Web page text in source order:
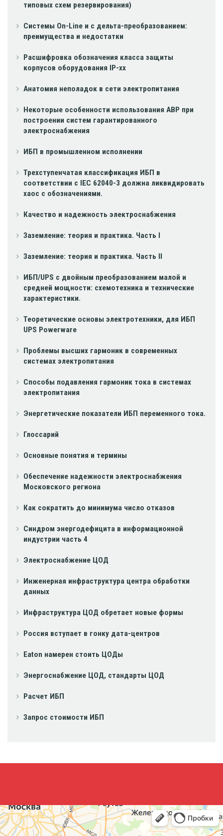
типовых схем резервирования)
Системы On-Line и с дельта-преобразованием:
преимущества и недостатки
Расшифровка обозначения класса защиты
корпусов оборудования IP-xx
Анатомия неполадок в сети электропитания
Некоторые особенности использования АВР при
построении систем гарантированного
электроснабжения
ИБП в промышленном исполнении
Трехступенчатая классификация ИБП в
соответствии с IEC 62040-3 должна ликвидировать
хаос с обозначениями.
Качество и надежность электроснабжения
Заземление: теория и практика. Часть I
Заземление: теория и практика. Часть II
ИБП/UPS с двойным преобразованием малой и
средней мощности: схемотехника и технические
характеристики.
Теоретические основы электротехники, для ИБП
UPS Powerware
Проблемы высших гармоник в современных
системах электропитания
Способы подавления гармоник тока в системах
электропитания
Энергетические показатели ИБП переменного тока.
Глоссарий
Основные понятия и термины
Обеспечение надежности электроснабжения
Московского региона
Как сократить до минимума число отказов
Синдром энергодефицита в информационной
индустрии часть 4
Электроснабжение ЦОД
Инженерная инфраструктура центра обработки
данных
Инфраструктура ЦОД обретает новые формы
Россия вступает в гонку дата-центров
Eaton намерен стоить ЦОДы
Энергоснабжение ЦОД, стандарты ЦОД
Расчет ИБП
Запрос стоимости ИБП